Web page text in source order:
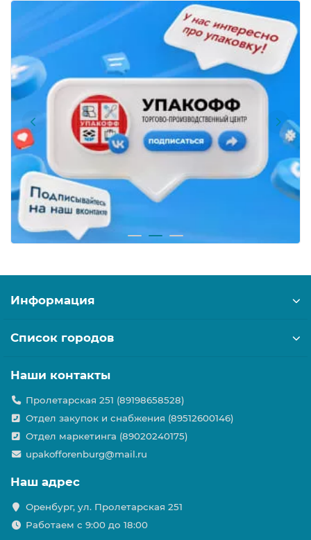
Информация
Список городов
Наши контакты
Пролетарская 251 (89198658528)
Отдел закупок и снабжения (89512600146)
Отдел маркетинга (89020240175)
upakofforenburg@mail.ru
Наш адрес
Оренбург, ул. Пролетарская 251
Работаем с 9:00 до 18:00